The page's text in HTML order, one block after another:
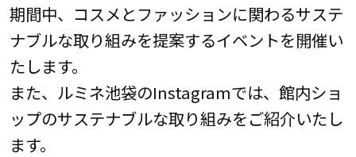
期間中、コスメとファッションに関わるサステ
ナブルな取り組みを提案するイベントを開催い
たします。
また、ルミネ池袋のInstagramでは、館内ショ
ップのサステナブルな取り組みをご紹介いたし
ます。